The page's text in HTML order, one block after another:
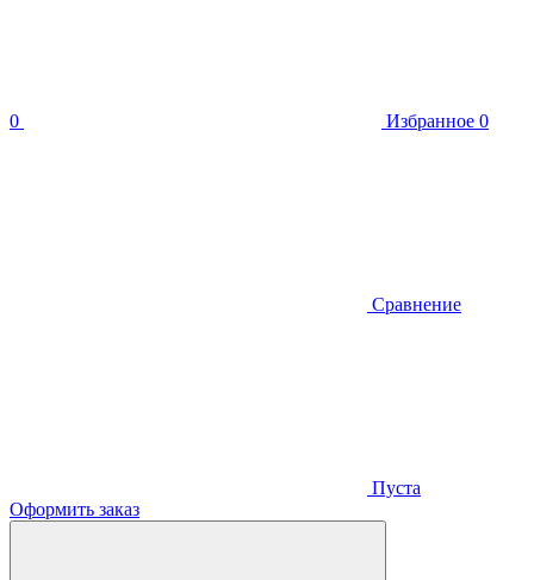
0 Избранное 0
Сравнение
Пуста
Оформить заказ